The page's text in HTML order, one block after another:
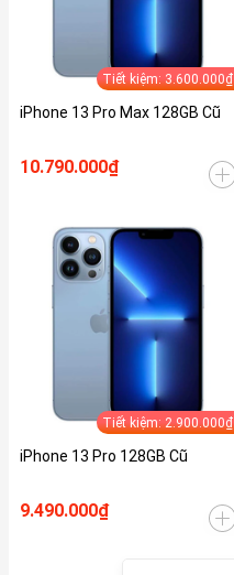
Tiết kiệm: 3.600.000₫
iPhone 13 Pro Max 128GB Cũ
10.790.000₫
Tiết kiệm: 2.900.000₫
iPhone 13 Pro 128GB Cũ
9.490.000₫